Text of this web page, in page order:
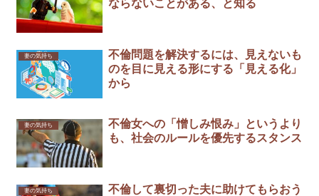
ならないことがある、と知る
妻の気持ち
不倫問題を解決するには、見えないも
のを目に見える形にする「見える化」
から
妻の気持ち
不倫女への「憎しみ恨み」というより
も、社会のルールを優先するスタンス
妻の気持ち
不倫して裏切った夫に助けてもらおう